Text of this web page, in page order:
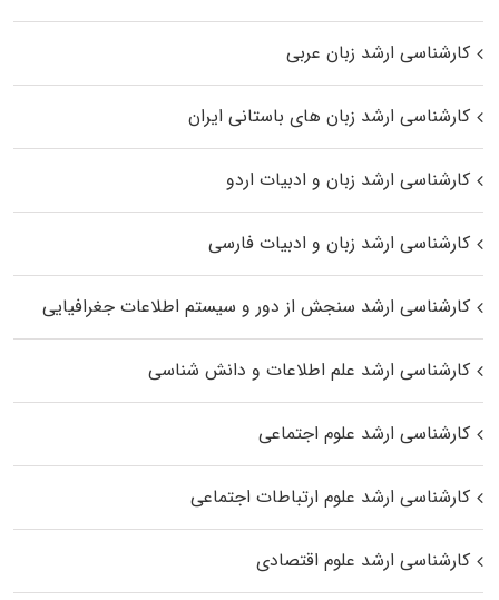
کارشناسی ارشد زبان عربی
کارشناسی ارشد زبان‌ های باستانی ایران
کارشناسی ارشد زبان و ادبیات اردو
کارشناسی ارشد زبان و ادبیات فارسی
کارشناسی ارشد سنجش از دور و سیستم اطلاعات جغرافیایی
کارشناسی ارشد علم اطلاعات و دانش شناسی
کارشناسی ارشد علوم اجتماعی
کارشناسی ارشد علوم ارتباطات اجتماعی
کارشناسی ارشد علوم اقتصادی